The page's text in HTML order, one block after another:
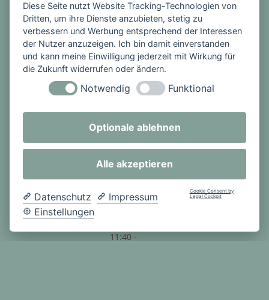
1. Stunde:
08:00 -
08:45 Uhr
2. Stunde:
08:45 -
09:30 Uhr
09:50 -
10:35 Uhr
4. Stunde:
10:35 -
11:20 Uhr
PAUSE
11:40 -
Diese Seite nutzt Website Tracking-Technologien von
Dritten, um ihre Dienste anzubieten, stetig zu
verbessern und Werbung entsprechend der Interessen
der Nutzer anzuzeigen. Ich bin damit einverstanden
und kann meine Einwilligung jederzeit mit Wirkung für
die Zukunft widerrufen oder ändern.
Notwendig Funktional
Optionale ablehnen
Alle akzeptieren
Datenschutz
Impressum
Einstellungen
Cookie Consent by
Legal Cockpit